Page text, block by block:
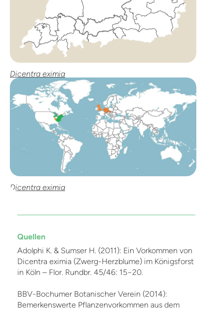
Dicentra eximia
Dicentra eximia
Quellen
Adolphi K. & Sumser H. (2011): Ein Vorkommen von
Dicentra eximia (Zwerg-Herzblume) im Königsforst
in Köln – Flor. Rundbr. 45/46: 15−20.
BBV-Bochumer Botanischer Verein (2014):
Bemerkenswerte Pflanzenvorkommen aus dem